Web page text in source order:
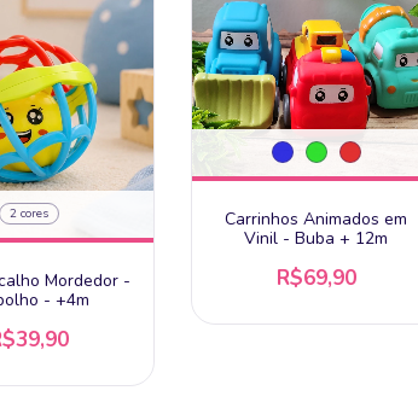
2 cores
Mordedor -
- +4m
Carrinhos Animados em
Vinil - Buba + 12m
R$69,90